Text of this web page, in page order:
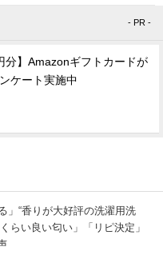
- PR -
分】Amazonギフトカードが
ケート実施中
」“香りが大好評の洗濯用洗
らい良い匂い」「リピ決定」